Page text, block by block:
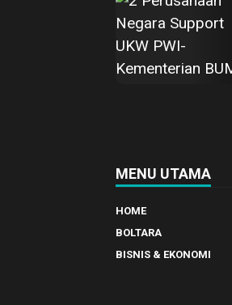
MENU UTAMA
HOME
BOLTARA
BISNIS & EKONOMI